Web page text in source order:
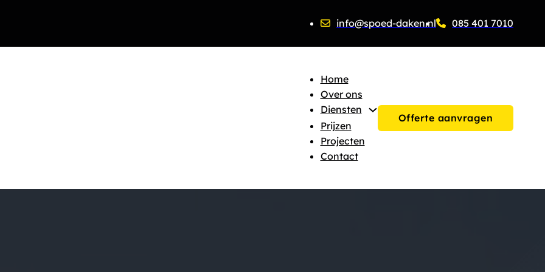
info@spoed-daken.nl 085 401 7010
Home
Over ons
Diensten
Prijzen
Projecten
Contact
Offerte aanvragen